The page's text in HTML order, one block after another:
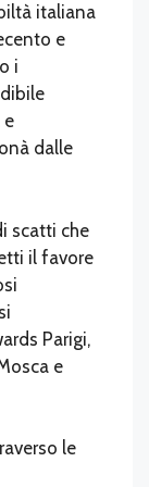
italiana
e
i
e
dalle
scatti che
il favore
Parigi,
e
le